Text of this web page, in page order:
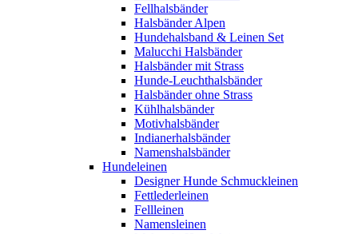
Fellhalsbänder
Halsbänder Alpen
Hundehalsband & Leinen Set
Malucchi Halsbänder
Halsbänder mit Strass
Hunde-Leuchthalsbänder
Halsbänder ohne Strass
Kühlhalsbänder
Motivhalsbänder
Indianerhalsbänder
Namenshalsbänder
Hundeleinen
Designer Hunde Schmuckleinen
Fettlederleinen
Fellleinen
Namensleinen